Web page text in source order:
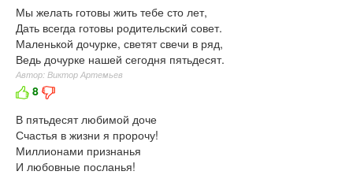
Мы желать готовы жить тебе сто лет,
Дать всегда готовы родительский совет.
Маленькой дочурке, светят свечи в ряд,
Ведь дочурке нашей сегодня пятьдесят.
Автор: Виктор Артемьев
8
В пятьдесят любимой доче
Счастья в жизни я пророчу!
Миллионами признанья
И любовные посланья!